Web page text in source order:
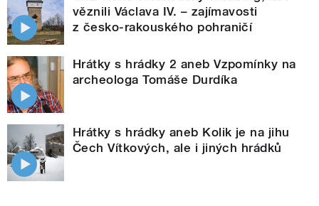
věznili Václava IV. – zajímavosti
z česko-rakouského pohraničí
Hrátky s hrádky 2 aneb Vzpomínky na
archeologa Tomáše Durdíka
Hrátky s hrádky aneb Kolik je na jihu
Čech Vítkových, ale i jiných hrádků